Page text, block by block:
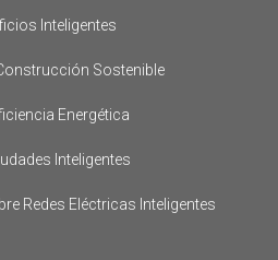
Inteligentes
Sostenible
Energética
Inteligentes
Redes Eléctricas Inteligentes